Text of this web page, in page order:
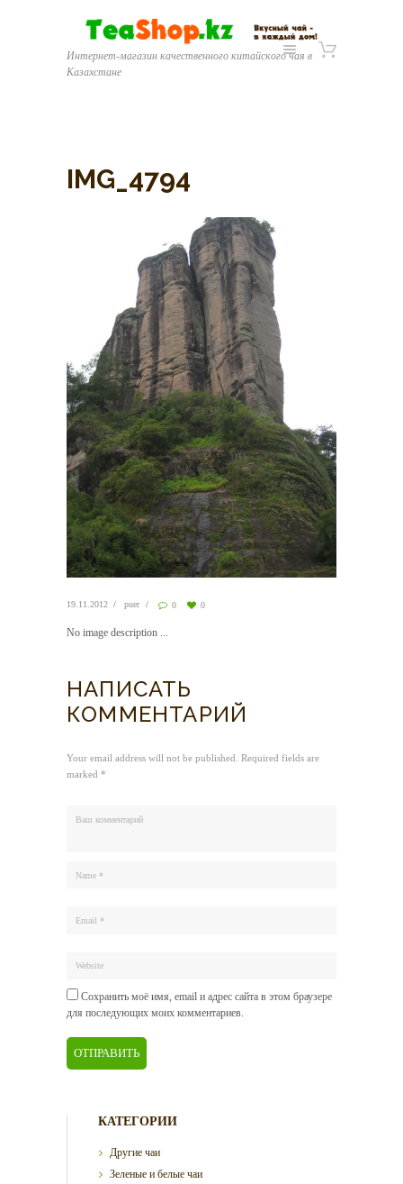
Интернет-магазин качественного китайского чая в
Казахстане
IMG_4794
19.11.2012 puer 0 0
No image description ...
НАПИСАТЬ
КОММЕНТАРИЙ
Your email address will not be published. Required fields are
marked *
Сохранить моё имя, email и адрес сайта в этом браузере
для последующих моих комментариев.
КАТЕГОРИИ
Другие чаи
Зеленые и белые чаи